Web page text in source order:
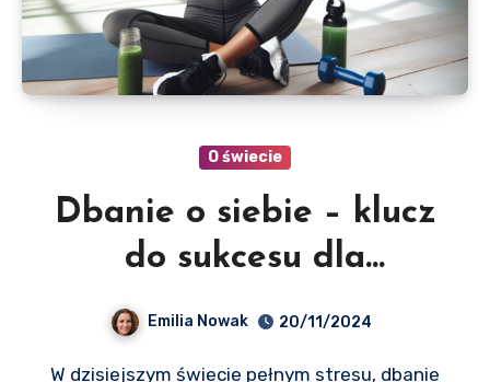
O świecie
Dbanie o siebie – klucz
do sukcesu dla
marketing managerów
Emilia Nowak 20/11/2024
W dzisiejszym świecie pełnym stresu, dbanie